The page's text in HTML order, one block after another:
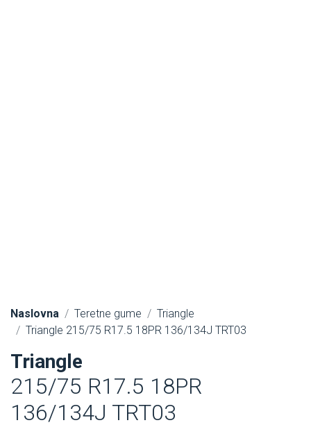
Naslovna Teretne gume
Triangle
Triangle 215/75 R17.5 18PR 136/134J TRT03
Triangle
215/75 R17.5 18PR
136/134J TRT03